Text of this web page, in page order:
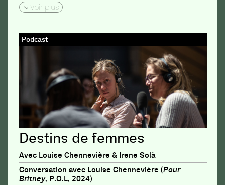
Voir plus
Podcast
Destins de femmes
Avec Louise Chennevière & Irene Solà
Conversation avec Louise Chennevière (Pour
Britney, P.O.L, 2024)